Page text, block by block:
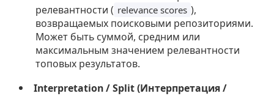
релевантности ( relevance scores ),
возвращаемых поисковыми репозиториями.
Может быть суммой, средним или
максимальным значением релевантности
топовых результатов.
Interpretation / Split (Интерпретация /